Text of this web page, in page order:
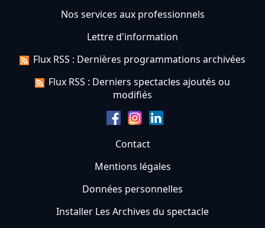
Nos services aux professionnels
Lettre d'information
Flux RSS : Dernières programmations archivées
Flux RSS : Derniers spectacles ajoutés ou
modifiés
Contact
Mentions légales
Données personnelles
Installer Les Archives du spectacle